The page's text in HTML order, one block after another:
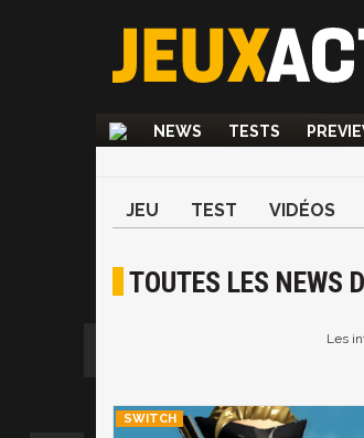
NEWS TESTS
JEU TEST VIDÉOS
TOUTES LES NEWS
Les